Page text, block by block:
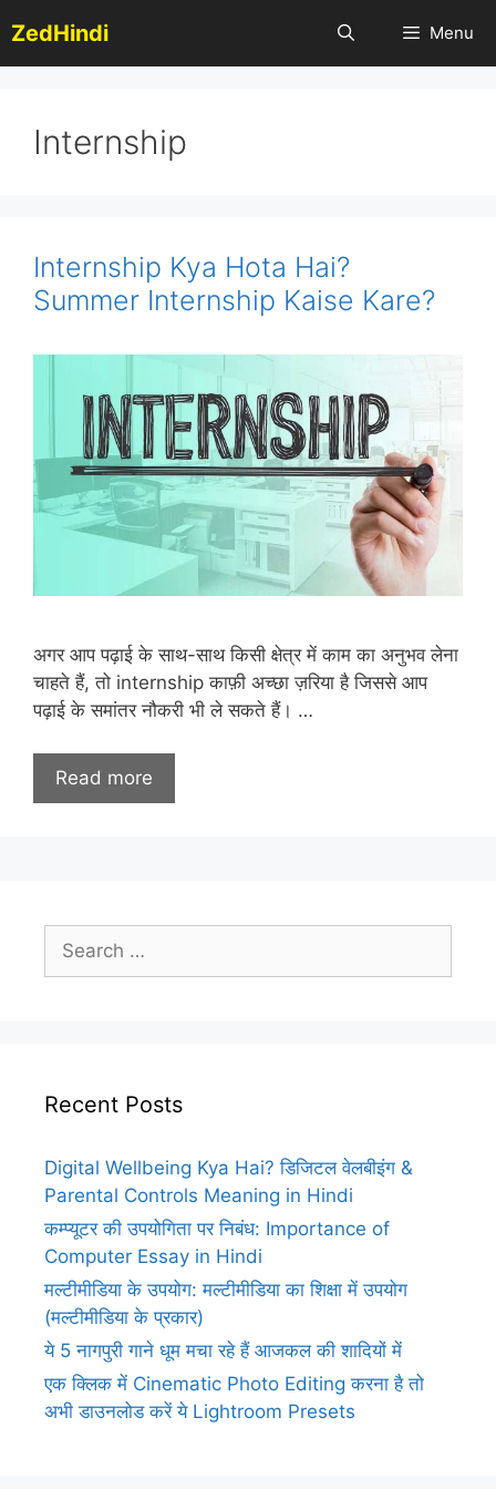
to
content
ZedHindi Menu
Internship
Internship Kya Hota Hai?
Summer Internship Kaise Kare?
अगर आप पढ़ाई के साथ-साथ किसी क्षेत्र में काम का अनुभव लेना
चाहते हैं, तो internship काफ़ी अच्छा ज़रिया है जिससे आप
पढ़ाई के समांतर नौकरी भी ले सकते हैं। …
Read more
for:
Recent Posts
Digital Wellbeing Kya Hai? डिजिटल वेलबीइंग &
Parental Controls Meaning in Hindi
कम्प्यूटर की उपयोगिता पर निबंध: Importance of
Computer Essay in Hindi
मल्टीमीडिया के उपयोग: मल्टीमीडिया का शिक्षा में उपयोग
(मल्टीमीडिया के प्रकार)
ये 5 नागपुरी गाने धूम मचा रहे हैं आजकल की शादियों में
एक क्लिक में Cinematic Photo Editing करना है तो
अभी डाउनलोड करें ये Lightroom Presets